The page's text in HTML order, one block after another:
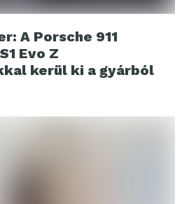
A Porsche 911
Evo Z
kerül ki a gyárból